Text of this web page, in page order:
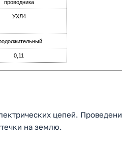
проводника
УХЛ4
0,11
цепей.
на землю.